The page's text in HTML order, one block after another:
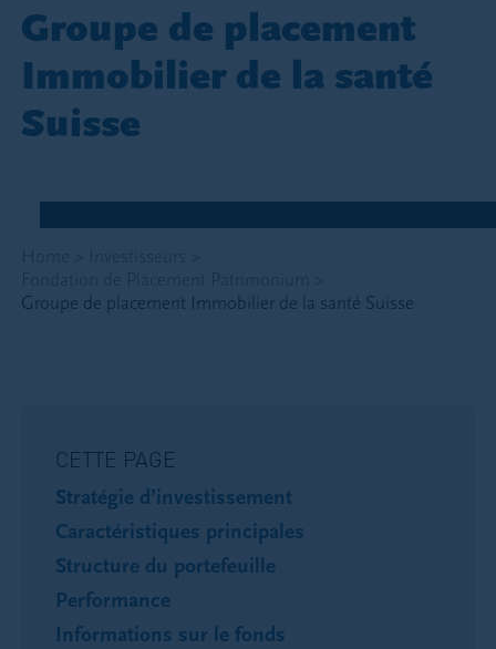
Groupe de placement
Immobilier de la santé
Suisse
Groupe de placement Immobilier de la santé Suisse
CETTE PAGE
Stratégie d’investissement
Caractéristiques principales
Structure du portefeuille
Performance
Informations sur le fonds